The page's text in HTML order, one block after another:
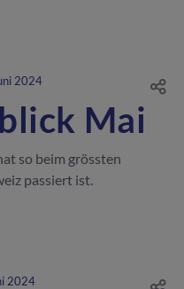
2024
Mai
so beim grössten
passiert ist.
2024